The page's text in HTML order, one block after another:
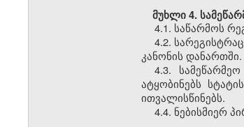
მუხლი 4.
4.1. საწარმოს
4.2.
კანონის დანართში.
4.3.
ატყობინებს
ითვალისწინებს.
4.4. ნებისმიერ